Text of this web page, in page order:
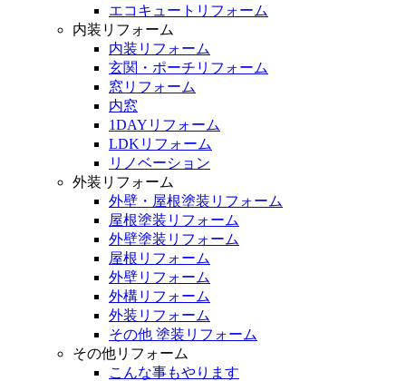
エコキュートリフォーム
内装リフォーム
内装リフォーム
玄関・ポーチリフォーム
窓リフォーム
内窓
1DAYリフォーム
LDKリフォーム
リノベーション
外装リフォーム
外壁・屋根塗装リフォーム
屋根塗装リフォーム
外壁塗装リフォーム
屋根リフォーム
外壁リフォーム
外構リフォーム
外装リフォーム
その他 塗装リフォーム
その他リフォーム
こんな事もやります